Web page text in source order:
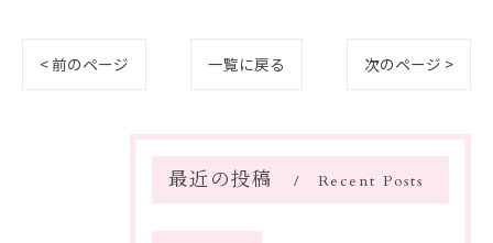
< 前のページ 一覧に戻る 次のページ >
最近の投稿 Recent Posts